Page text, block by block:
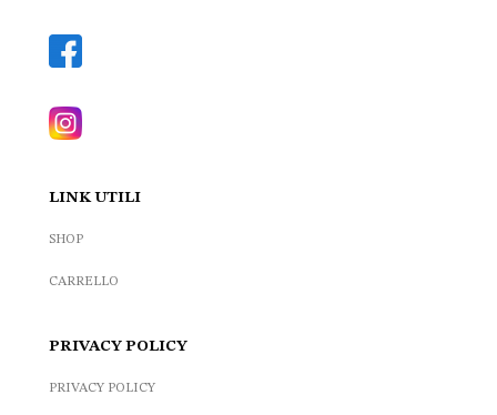
LINK UTILI
SHOP
CARRELLO
PRIVACY POLICY
PRIVACY POLICY